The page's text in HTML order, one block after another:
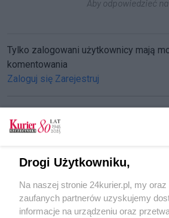
Aby odpowiedzieć
Tylko zalogowani użytkownicy mają
komentowania
Zaloguj się Zarejestruj
Gazeta Regatowa
Seroka podczas zlotu
Bocelli i inni mistrzowie
Drogi Użytkowniku,
Na naszej stronie 24kurier.pl, my
zaufanych partnerów uzyskujemy
informacje na urządzeniu oraz